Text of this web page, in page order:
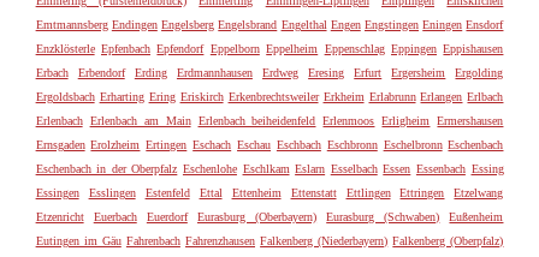
Emtmannsberg Endingen Engelsberg Engelsbrand Engelthal Engen Engstingen Eningen Ensdorf
Enzklösterle Epfenbach Epfendorf Eppelborn Eppelheim Eppenschlag Eppingen Eppishausen
Erbach
Erbendorf Erding Erdmannhausen Erdweg Eresing Erfurt Ergersheim
Ergolding
Ergoldsbach Erharting Ering Eriskirch Erkenbrechtsweiler Erkheim Erlabrunn Erlangen Erlbach
Erlenbach Erlenbach am Main Erlenbach beiheidenfeld Erlenmoos Erligheim
Ermershausen
Ernsgaden Erolzheim Ertingen Eschach Eschau Eschbach Eschbronn Eschelbronn Eschenbach
Eschenbach in der Oberpfalz Eschenlohe Eschlkam Eslarn Esselbach Essen Essenbach Essing
Essingen
Esslingen Estenfeld Ettal Ettenheim Ettenstatt Ettlingen Ettringen
Etzelwang
Etzenricht
Euerbach Euerdorf Eurasburg (Oberbayern) Eurasburg (Schwaben)
Eußenheim
Eutingen im Gäu Fahrenbach Fahrenzhausen Falkenberg (Niederbayern) Falkenberg (Oberpfalz)